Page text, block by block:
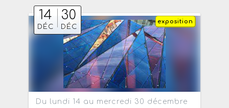
14
DÉC
30
DÉC
exposition
Du lundi 14 au mercredi 30 décembre